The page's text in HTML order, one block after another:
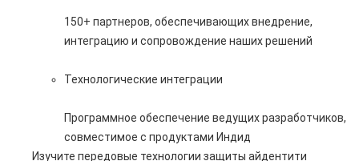
150+ партнеров, обеспечивающих внедрение,
интеграцию и сопровождение наших решений
Технологические интеграции
Программное обеспечение ведущих разработчиков,
совместимое с продуктами Индид
Изучите передовые технологии защиты айдентити